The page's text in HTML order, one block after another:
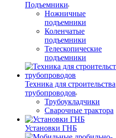
Подъемники
Ножничные
подъемники
Коленчатые
подъемники
Телескопические
подъемники
Техника для строительства
трубопроводов
Трубоукладчики
Сварочные трактора
Установки ГНБ